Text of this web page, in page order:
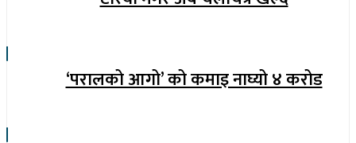
‘परालको आगो’ को कमाइ नाघ्यो ४ करोड